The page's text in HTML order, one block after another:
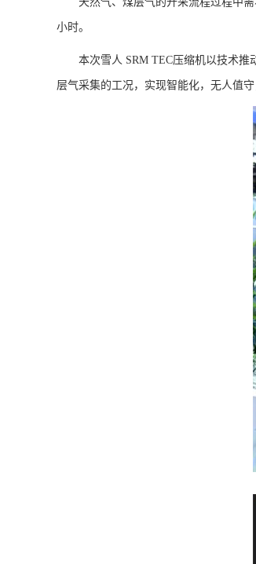
小时。
本次雪人 SRM TEC压缩机以技术
层气采集的工况，实现智能化，无人值